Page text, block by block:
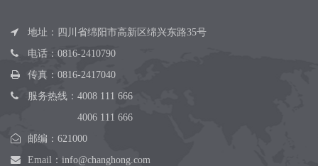
地址：四川省绵阳市高新区绵兴东路35号
电话： 0816-2410790
传真：0816-2417040
服务热线： 4008 111 666
4006 111 666
邮编：621000
Email： info@changhong.com